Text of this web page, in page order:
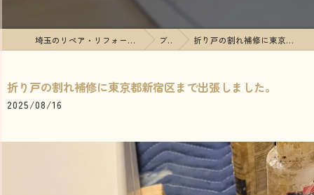
埼玉のリペア・リフォームならTOTALREPAIR Glanz ブログ 折り戸の割れ補修に東京都新宿区まで出張しました。
折り戸の割れ補修に東京都新宿区まで出張しました。
2025/08/16